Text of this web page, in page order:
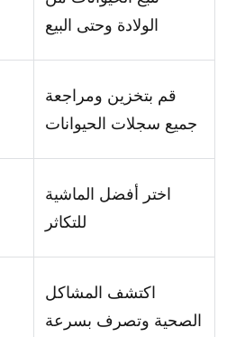
الولادة وحتى البيع
قم بتخزين ومراجعة
جميع سجلات الحيوانات
اختر أفضل الماشية
للتكاثر
اكتشف المشاكل
الصحية وتصرف بسرعة